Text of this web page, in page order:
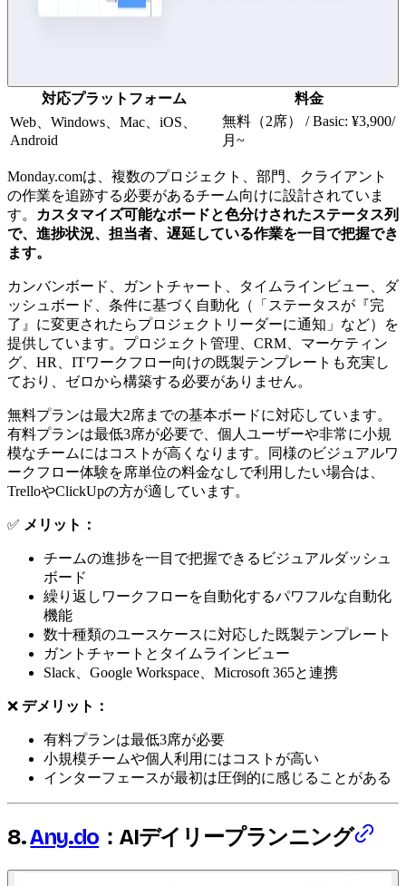
対応プラットフォーム
料金
Web、Windows、Mac、iOS、
Android
無料（2席） / Basic: ¥3,900/
月~
Monday.comは、複数のプロジェクト、部門、クライアント
の作業を追跡する必要があるチーム向けに設計されていま
す。
カスタマイズ可能なボードと色分けされたステータス列
で、進捗状況、担当者、遅延している作業を一目で把握でき
ます。
カンバンボード、ガントチャート、タイムラインビュー、ダ
ッシュボード、条件に基づく自動化（「ステータスが『完
了』に変更されたらプロジェクトリーダーに通知」など）を
提供しています。プロジェクト管理、CRM、マーケティン
グ、HR、ITワークフロー向けの既製テンプレートも充実し
ており、ゼロから構築する必要がありません。
無料プランは最大2席までの基本ボードに対応しています。
有料プランは最低3席が必要で、個人ユーザーや非常に小規
模なチームにはコストが高くなります。同様のビジュアルワ
ークフロー体験を席単位の料金なしで利用したい場合は、
TrelloやClickUpの方が適しています。
✅ メリット：
チームの進捗を一目で把握できるビジュアルダッシュ
ボード
繰り返しワークフローを自動化するパワフルな自動化
機能
数十種類のユースケースに対応した既製テンプレート
ガントチャートとタイムラインビュー
Slack、Google Workspace、Microsoft 365と連携
❌ デメリット：
有料プランは最低3席が必要
小規模チームや個人利用にはコストが高い
インターフェースが最初は圧倒的に感じることがある
8.Any.do ：AIデイリープランニング